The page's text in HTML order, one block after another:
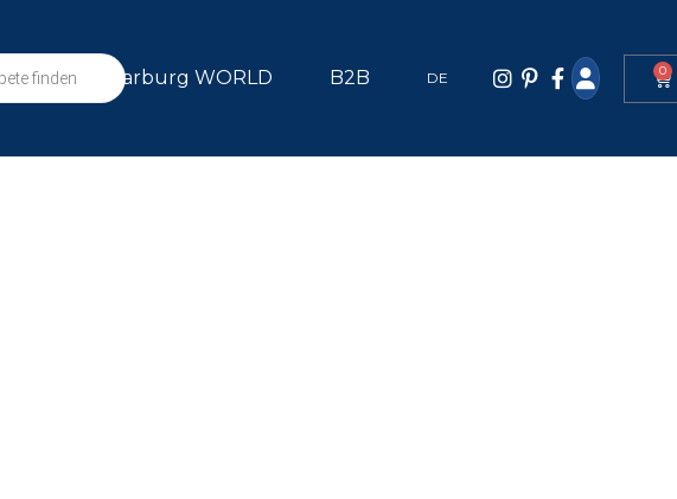
marburg WORLD B2B DE 0